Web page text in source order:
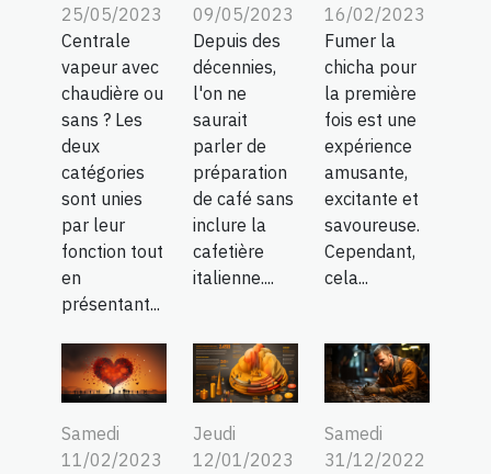
25/05/2023
Centrale
vapeur avec
chaudière ou
sans ? Les
deux
catégories
sont unies
par leur
fonction tout
en
présentant...
09/05/2023
Depuis des
décennies,
l'on ne
saurait
parler de
préparation
de café sans
inclure la
cafetière
italienne....
16/02/2023
Fumer la
chicha pour
la première
fois est une
expérience
amusante,
excitante et
savoureuse.
Cependant,
cela...
Samedi
11/02/2023
Jeudi
12/01/2023
Samedi
31/12/2022